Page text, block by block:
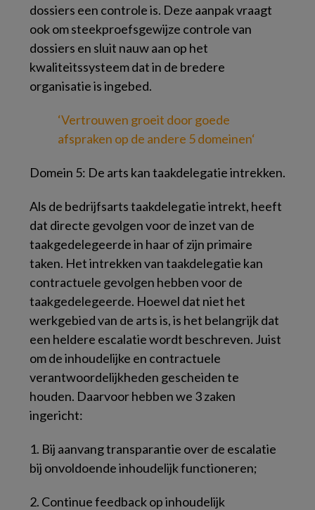
dossiers een controle is. Deze aanpak vraagt
ook om steekproefsgewijze controle van
dossiers en sluit nauw aan op het
kwaliteitssysteem dat in de bredere
organisatie is ingebed.
‘Vertrouwen groeit door goede
afspraken op de andere 5 domeinen‘
Domein 5: De arts kan taakdelegatie intrekken.
Als de bedrijfsarts taakdelegatie intrekt, heeft
dat directe gevolgen voor de inzet van de
taakgedelegeerde in haar of zijn primaire
taken. Het intrekken van taakdelegatie kan
contractuele gevolgen hebben voor de
taakgedelegeerde. Hoewel dat niet het
werkgebied van de arts is, is het belangrijk dat
een heldere escalatie wordt beschreven. Juist
om de inhoudelijke en contractuele
verantwoordelijkheden gescheiden te
houden. Daarvoor hebben we 3 zaken
ingericht:
1. Bij aanvang transparantie over de escalatie
bij onvoldoende inhoudelijk functioneren;
2. Continue feedback op inhoudelijk